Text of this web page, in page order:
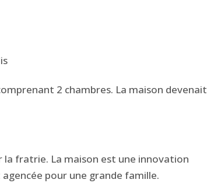
2 chambres. La maison devenait
la fratrie. La maison est une innovation
pour une grande famille.